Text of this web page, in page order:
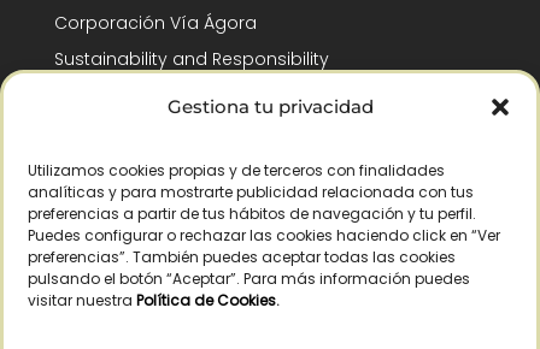
Gestiona tu privacidad
Utilizamos cookies propias y de terceros con finalidades
analíticas y para mostrarte publicidad relacionada con tus
preferencias a partir de tus hábitos de navegación y tu perfil.
Puedes configurar o rechazar las cookies haciendo click en “Ver
preferencias”. También puedes aceptar todas las cookies
pulsando el botón “Aceptar”. Para más información puedes
visitar nuestra Política de Cookies.
Corporación Vía Ágora
Sustainability and Responsibility
CSR and Fundación Gómez-Pintado
Recognitions